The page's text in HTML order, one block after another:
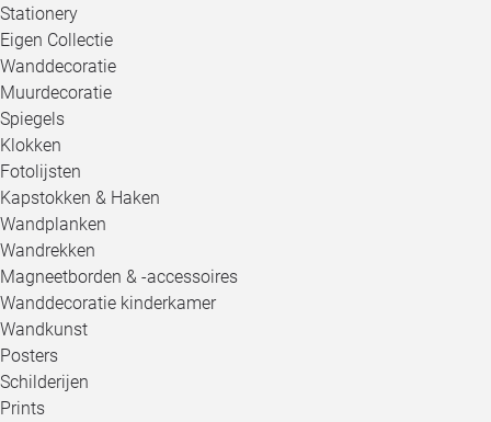
Stationery
Eigen Collectie
Wanddecoratie
Muurdecoratie
Spiegels
Klokken
Fotolijsten
Kapstokken & Haken
Wandplanken
Wandrekken
Magneetborden & -accessoires
Wanddecoratie kinderkamer
Wandkunst
Posters
Schilderijen
Prints